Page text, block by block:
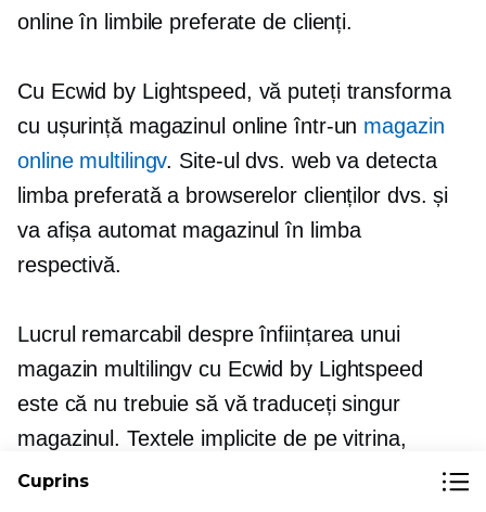
online în limbile preferate de clienți.
Cu Ecwid by Lightspeed, vă puteți transforma
cu ușurință magazinul online într-un magazin
online multilingv. Site-ul dvs. web va detecta
limba preferată a browserelor clienților dvs. și
va afișa automat magazinul în limba
respectivă.
Lucrul remarcabil despre înființarea unui
magazin multilingv cu Ecwid by Lightspeed
este că nu trebuie să vă traduceți singur
magazinul. Textele implicite de pe vitrina,
butoane, catalog, facturi și notificări prin e-mail
Cuprins